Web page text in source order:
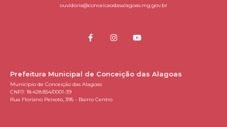
ouvidoria@conceicaodasalagoas.mg.gov.br
Prefeitura Municipal de Conceição das Alagoas
Município de Conceição das Alagoas
CNPJ: 18.428.854/0001-39
Rua Floriano Peixoto, 395 - Bairro Centro